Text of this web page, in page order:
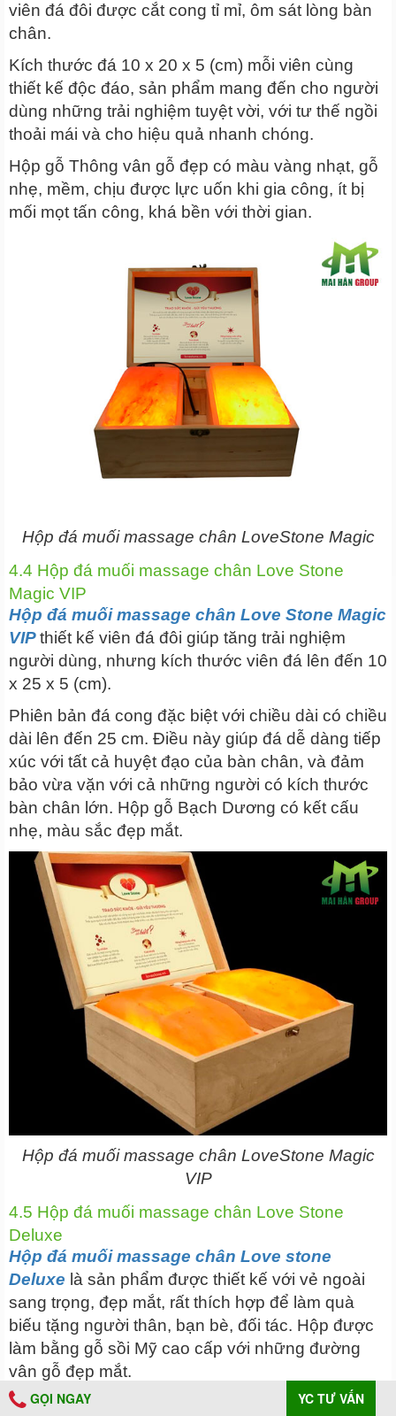
viên đá đôi được cắt cong tỉ mỉ, ôm sát lòng bàn
chân.
Kích thước đá 10 x 20 x 5 (cm) mỗi viên cùng
thiết kế độc đáo, sản phẩm mang đến cho người
dùng những trải nghiệm tuyệt vời, với tư thế ngồi
thoải mái và cho hiệu quả nhanh chóng.
Hộp gỗ Thông vân gỗ đẹp có màu vàng nhạt, gỗ
nhẹ, mềm, chịu được lực uốn khi gia công, ít bị
mối mọt tấn công, khá bền với thời gian.
Hộp đá muối massage chân LoveStone Magic
4.4 Hộp đá muối massage chân Love Stone
Magic VIP
Hộp đá muối massage chân Love Stone Magic
VIPthiết kế viên đá đôi giúp tăng trải nghiệm
người dùng, nhưng kích thước viên đá lên đến 10
x 25 x 5 (cm).
Phiên bản đá cong đặc biệt với chiều dài có chiều
dài lên đến 25 cm. Điều này giúp đá dễ dàng tiếp
xúc với tất cả huyệt đạo của bàn chân, và đảm
bảo vừa vặn với cả những người có kích thước
bàn chân lớn. Hộp gỗ Bạch Dương có kết cấu
nhẹ, màu sắc đẹp mắt.
Hộp đá muối massage chân LoveStone Magic
VIP
4.5 Hộp đá muối massage chân Love Stone
Deluxe
Hộp đá muối massage chân Love stone
Deluxe là sản phẩm được thiết kế với vẻ ngoài
sang trọng, đẹp mắt, rất thích hợp để làm quà
biếu tặng người thân, bạn bè, đối tác. Hộp được
làm bằng gỗ sồi Mỹ cao cấp với những đường
vân gỗ đẹp mắt.
Kích thước đá 20 x 20 x 5 (cm) với thiết kế đá
GỌI NGAY YC TƯ VẤN